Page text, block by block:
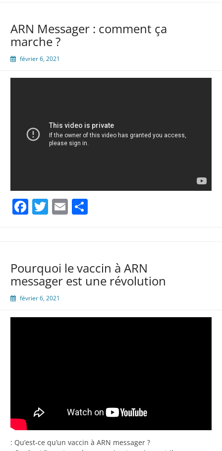
ARN Messager : comment ça
marche ?
février 6, 2021
Facebook
Twitter
Email
Pourquoi le vaccin à ARN
messager est une révolution
février 6, 2021
: Qu’est-ce qu’un vaccin à ARN messager ?